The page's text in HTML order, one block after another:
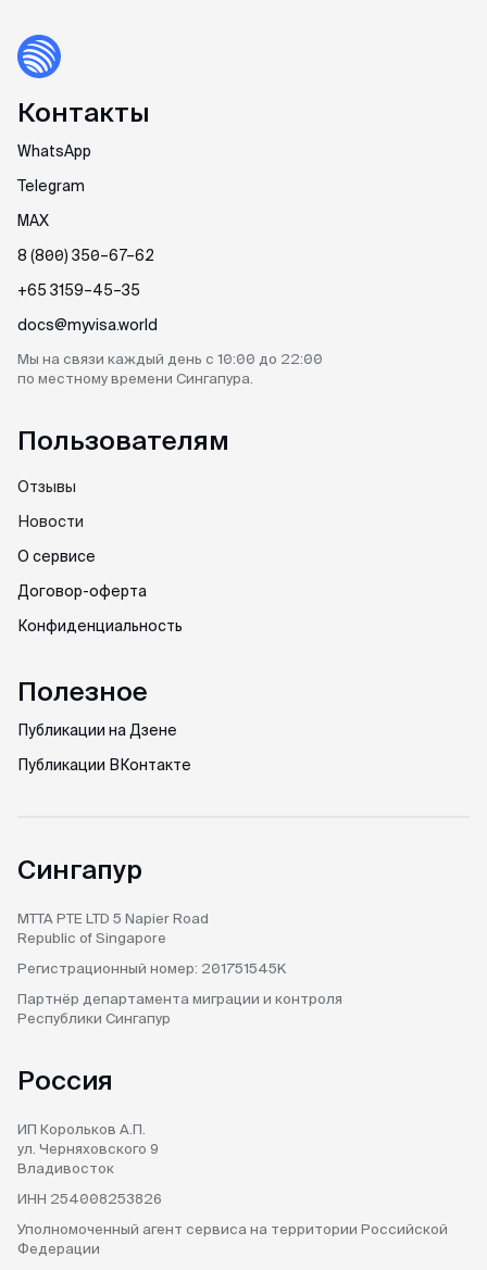
Контакты
WhatsApp
Telegram
MAX
8 (800) 350–67–62
+65 3159–45–35
docs@myvisa.world
Мы на связи каждый день с 10:00 до 22:00
по местному времени Сингапура.
Пользователям
Отзывы
Новости
О сервисе
Договор-оферта
Конфиденциальность
Полезное
Публикации на Дзене
Публикации ВКонтакте
Сингапур
MTTA PTE LTD 5 Napier Road
Republic of Singapore
Регистрационный номер: 201751545K
Партнёр департамента миграции и контроля
Республики Сингапур
Россия
ИП Корольков А.П.
ул. Черняховского 9
Владивосток
ИНН 254008253826
Уполномоченный агент сервиса на территории Российской
Федерации